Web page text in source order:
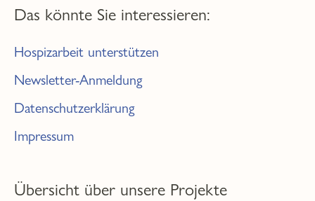
Das könnte Sie interessieren:
Hospizarbeit unterstützen
Newsletter-Anmeldung
Datenschutzerklärung
Impressum
Übersicht über unsere Projekte